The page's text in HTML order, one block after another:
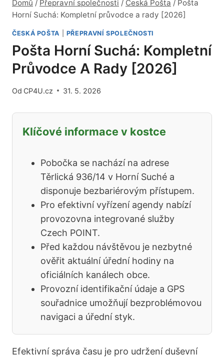
Domů / Přepravní společnosti / Česká Pošta / Pošta
Horní Suchá: Kompletní průvodce a rady [2026]
ČESKÁ POŠTA PŘEPRAVNÍ SPOLEČNOSTI
Pošta Horní Suchá: Kompletní
Průvodce A Rady [2026]
Od CP4U.cz 31. 5. 2026
Klíčové informace v kostce
Pobočka se nachází na adrese
Těrlická 936/14 v Horní Suché a
disponuje bezbariérovým přístupem.
Pro efektivní vyřízení agendy nabízí
provozovna integrované služby
Czech POINT.
Před každou návštěvou je nezbytné
ověřit aktuální úřední hodiny na
oficiálních kanálech obce.
Provozní identifikační údaje a GPS
souřadnice umožňují bezproblémovou
navigaci a úřední styk.
Efektivní správa času je pro udržení duševní